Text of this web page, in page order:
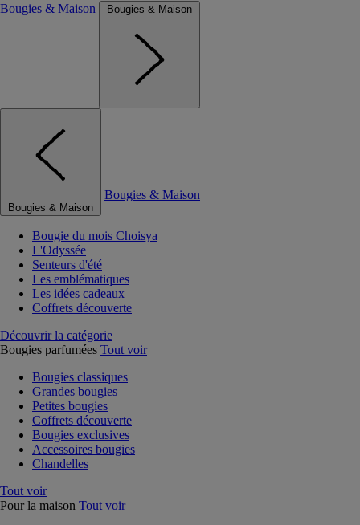
Bougies & Maison
Bougies & Maison
Bougies & Maison
Bougies & Maison
Bougie du mois Choisya
L'Odyssée
Senteurs d'été
Les emblématiques
Les idées cadeaux
Coffrets découverte
Découvrir la catégorie
Bougies parfumées Tout voir
Bougies classiques
Grandes bougies
Petites bougies
Coffrets découverte
Bougies exclusives
Accessoires bougies
Chandelles
Tout voir
Pour la maison Tout voir